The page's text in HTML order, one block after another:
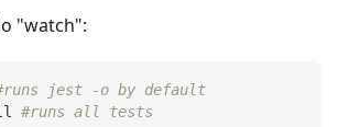
"watch":
jest -o by default
#runs all tests